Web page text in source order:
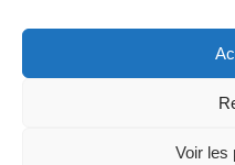
Voir les